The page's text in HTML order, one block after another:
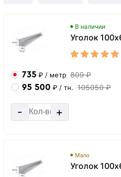
В наличии
Уголок
735 ₽ / метр 809 ₽
95 500 ₽ / тн. 105050 ₽
- +
Мало
Уголок